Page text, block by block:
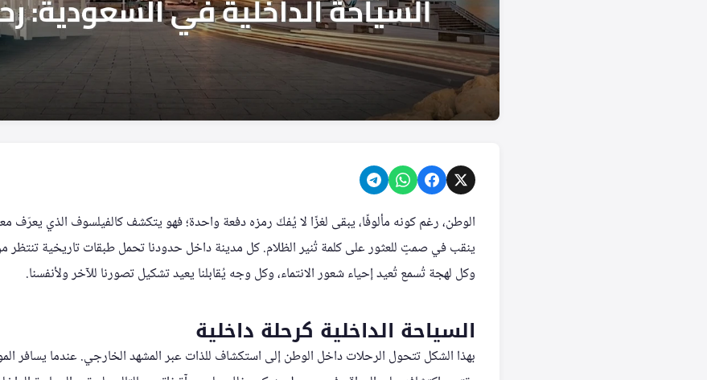
الوطن، رغم كونه مألوفًا، يبقى لغزًا لا يُفكّ رمزه دفعة واحدة؛ فهو يتكشف كالفيلسوف الذي يعرّف
ينقب في صمتٍ للعثور على كلمة تُنير الظلام. كل مدينة داخل حدودنا تحمل طبقات تاريخية تنتظر
وكل لهجة تُسمع تُعيد إحياء شعور الانتماء، وكل وجه يُقابلنا يعيد تشكيل تصورنا للآخر ولأنفسنا.
السياحة الداخلية كرحلة داخلية
بهذا الشكل تتحول الرحلات داخل الوطن إلى استكشاف للذات عبر المشهد الخارجي. عندما يسافر